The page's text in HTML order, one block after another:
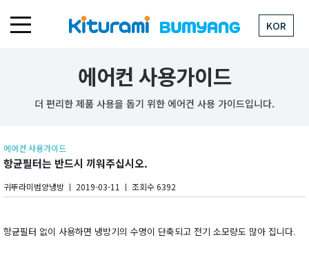
KOR
에어컨 사용가이드
더 편리한 제품 사용을 돕기 위한 에어컨 사용 가이드입니다.
에어컨 사용가이드
항균필터는 반드시 끼워주십시오.
귀뚜라미범양냉방 ㅣ 2019-03-11 ㅣ 조회수 6392
항균필터 없이 사용하면 냉방기의 수명이 단축되고 전기 소모량도 많아 집니다.